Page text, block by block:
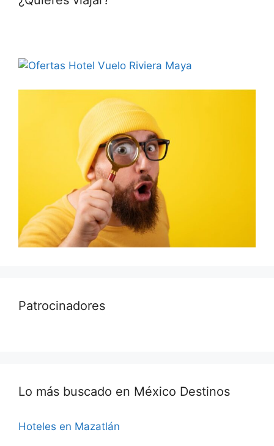
Patrocinadores
Lo más buscado en México Destinos
Hoteles en Mazatlán